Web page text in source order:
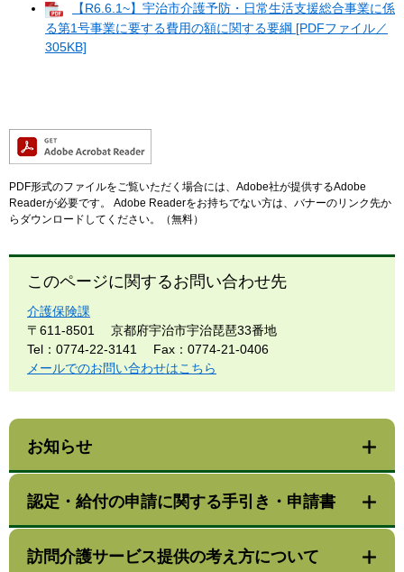
【R6.6.1~】​宇治市介護予防・日常生活支援総合事業に係
る第1号事業に要する費用の額に関する要綱 [PDFファイル／
305KB]
PDF形式のファイルをご覧いただく場合には、Adobe社が提供するAdobe
Readerが必要です。
Adobe Readerをお持ちでない方は、バナーのリンク先か
らダウンロードしてください。（無料）
このページに関するお問い合わせ先
介護保険課
〒611-8501
京都府宇治市宇治琵琶33番地
Tel：0774-22-3141
Fax：0774-21-0406
メールでのお問い合わせはこちら
お知らせ
認定・給付の申請に関する手引き・申請書
訪問介護サービス提供の考え方について